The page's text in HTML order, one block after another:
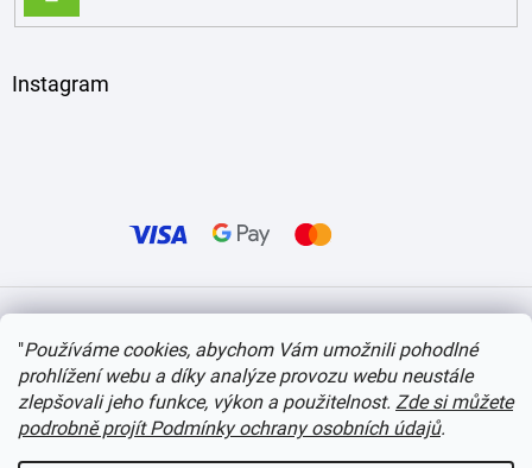
"Používáme cookies, abychom Vám umožnili pohodlné
prohlížení webu a díky analýze provozu webu neustále
zlepšovali jeho funkce, výkon a použitelnost. Zde si můžete
podrobně projít Podmínky ochrany osobních údajů.
SE
Instagram
Copyright 2026itvlaky.cz . Všechna práva vyhrazena. Upravit nastavení cookies